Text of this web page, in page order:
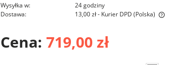
Wysyłka w:
24 godziny
Dostawa:
13,00 zł- Kurier DPD (Polska)
Cena nie zawiera ewentualnych kosztów
płatności
Cena: 719,00 zł